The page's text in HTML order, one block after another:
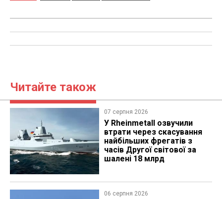
Читайте також
07 серпня 2026
У Rheinmetall озвучили
втрати через скасування
найбільших фрегатів з
часів Другої світової за
шалені 18 млрд
06 серпня 2026